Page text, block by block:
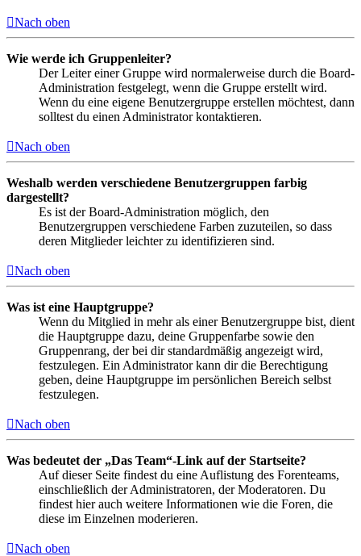
Nach oben
Wie werde ich Gruppenleiter?
Der Leiter einer Gruppe wird normalerweise durch die Board-
Administration festgelegt, wenn die Gruppe erstellt wird.
Wenn du eine eigene Benutzergruppe erstellen möchtest, dann
solltest du einen Administrator kontaktieren.
Nach oben
Weshalb werden verschiedene Benutzergruppen farbig
dargestellt?
Es ist der Board-Administration möglich, den
Benutzergruppen verschiedene Farben zuzuteilen, so dass
deren Mitglieder leichter zu identifizieren sind.
Nach oben
Was ist eine Hauptgruppe?
Wenn du Mitglied in mehr als einer Benutzergruppe bist, dient
die Hauptgruppe dazu, deine Gruppenfarbe sowie den
Gruppenrang, der bei dir standardmäßig angezeigt wird,
festzulegen. Ein Administrator kann dir die Berechtigung
geben, deine Hauptgruppe im persönlichen Bereich selbst
festzulegen.
Nach oben
Was bedeutet der „Das Team“-Link auf der Startseite?
Auf dieser Seite findest du eine Auflistung des Forenteams,
einschließlich der Administratoren, der Moderatoren. Du
findest hier auch weitere Informationen wie die Foren, die
diese im Einzelnen moderieren.
Nach oben